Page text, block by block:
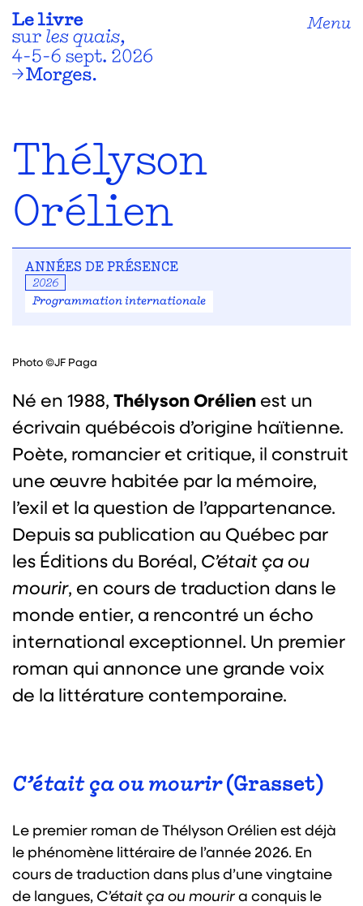
Menu
Thélyson
Orélien
ANNÉES DE PRÉSENCE
2026
Programmation internationale
Photo ©JF Paga
Né en 1988, Thélyson Orélien est un
écrivain québécois d’origine haïtienne.
Poète, romancier et critique, il construit
une œuvre habitée par la mémoire,
l’exil et la question de l’appartenance.
Depuis sa publication au Québec par
les Éditions du Boréal, C’était ça ou
mourir, en cours de traduction dans le
monde entier, a rencontré un écho
international exceptionnel. Un premier
roman qui annonce une grande voix
de la littérature contemporaine.
C’était ça ou mourir(Grasset)
Le premier roman de Thélyson Orélien est déjà
le phénomène littéraire de l’année 2026. En
cours de traduction dans plus d’une vingtaine
de langues, C’était ça ou mourira conquis le